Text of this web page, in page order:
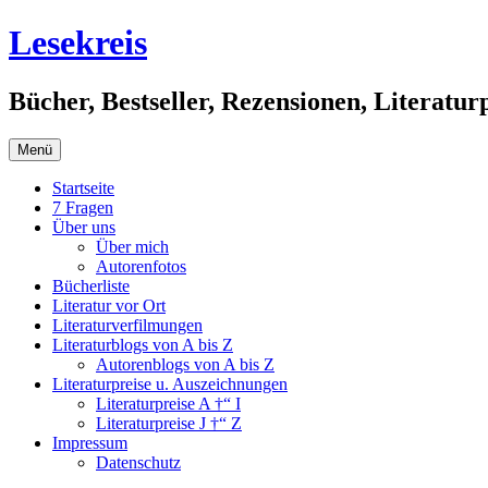
Springe
zum
Lesekreis
Bücher, Bestseller, Rezensionen,
Menü
Startseite
7 Fragen
Über uns
Über mich
Autorenfotos
Bücherliste
Literatur vor Ort
Literaturverfilmungen
Literaturblogs von A bis Z
Autorenblogs von A bis Z
Literaturpreise u. Auszeichnungen
Literaturpreise A †“ I
Literaturpreise J †“ Z
Impressum
Datenschutz